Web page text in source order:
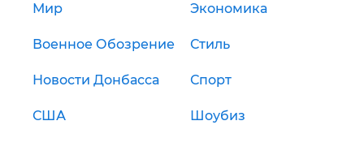
Мир Экономика
Военное Обозрение Стиль
Новости Донбасса Спорт
США Шоубиз